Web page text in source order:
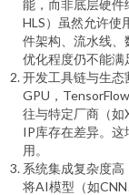
能，而非底层硬件
HLS）虽然允许使
件架构、流水线
优化程度仍不能满
开发工具链与生
GPU，
往与特定厂商（
IP库存在差异。
用。
系统集成复杂度
将AI模型（如